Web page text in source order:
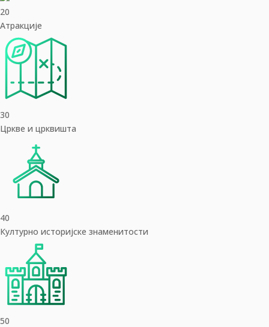
20
Aтракције
30
Цркве и црквишта
40
Културно историјске знаменитости
50